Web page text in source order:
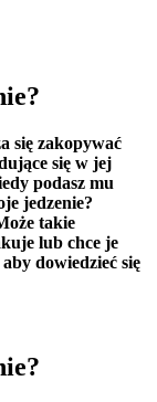
się zakopywać
się w jej
podasz mu
jedzenie?
takie
lub chce je
dowiedzieć się
celu śledzenia
są w procesie